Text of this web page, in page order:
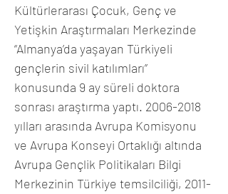
Kültürlerarası Çocuk, Genç ve
Yetişkin Araştırmaları Merkezinde
“Almanya’da yaşayan Türkiyeli
gençlerin sivil katılımları”
konusunda 9 ay süreli doktora
sonrası araştırma yaptı. 2006-2018
yılları arasında Avrupa Komisyonu
ve Avrupa Konseyi Ortaklığı altında
Avrupa Gençlik Politikaları Bilgi
Merkezinin Türkiye temsilciliği, 2011-